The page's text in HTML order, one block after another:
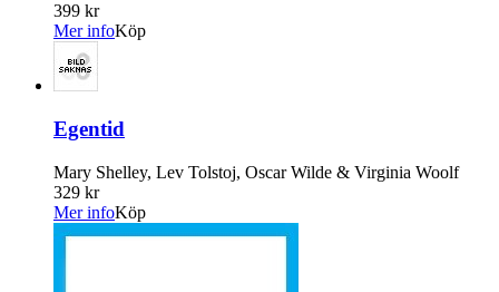
399 kr
Mer infoKöp
Egentid
Mary Shelley, Lev Tolstoj, Oscar Wilde & Virginia Woolf
329 kr
Mer infoKöp